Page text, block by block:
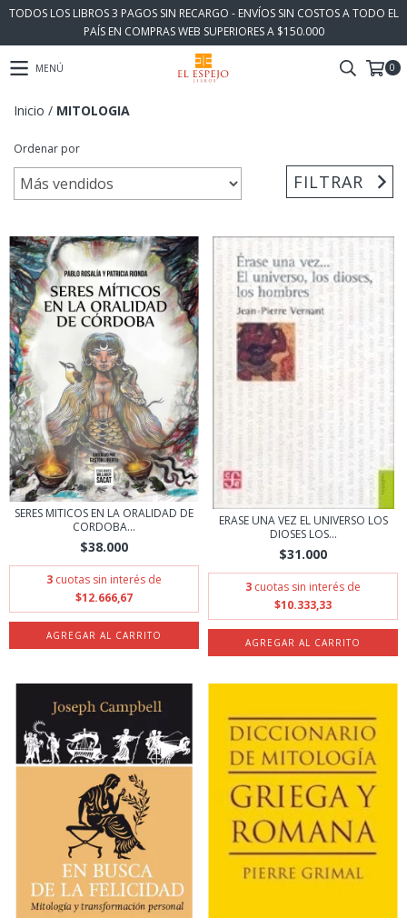
TODOS LOS LIBROS 3 PAGOS SIN RECARGO - ENVÍOS SIN COSTOS A TODO EL
PAÍS EN COMPRAS WEB SUPERIORES A $150.000
MENÚ 0
Inicio / MITOLOGIA
Ordenar por
FILTRAR
SERES MITICOS EN LA ORALIDAD DE
CORDOBA...
$38.000
3 cuotas sin interés de
$12.666,67
ERASE UNA VEZ EL UNIVERSO LOS
DIOSES LOS...
$31.000
3 cuotas sin interés de
$10.333,33